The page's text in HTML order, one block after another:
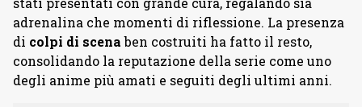
adrenalina che momenti di riflessione. La presenza
di colpi di scenaben costruiti ha fatto il resto,
consolidando la reputazione della serie come uno
degli anime più amati e seguiti degli ultimi anni.